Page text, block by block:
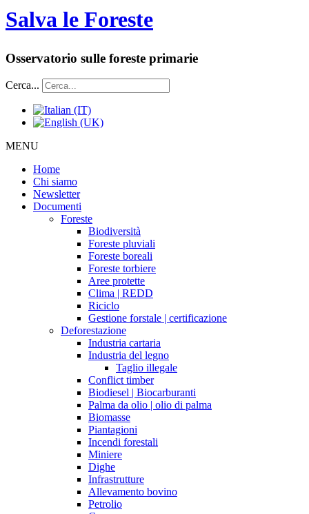
Salva le Foreste
Osservatorio sulle foreste primarie
Cerca...
MENU
Home
Chi siamo
Newsletter
Documenti
Foreste
Biodiversità
Foreste pluviali
Foreste boreali
Foreste torbiere
Aree protette
Clima | REDD
Riciclo
Gestione forstale | certificazione
Deforestazione
Industria cartaria
Industria del legno
Taglio illegale
Conflict timber
Biodiesel | Biocarburanti
Palma da olio | olio di palma
Biomasse
Piantagioni
Incendi forestali
Miniere
Dighe
Infrastrutture
Allevamento bovino
Petrolio